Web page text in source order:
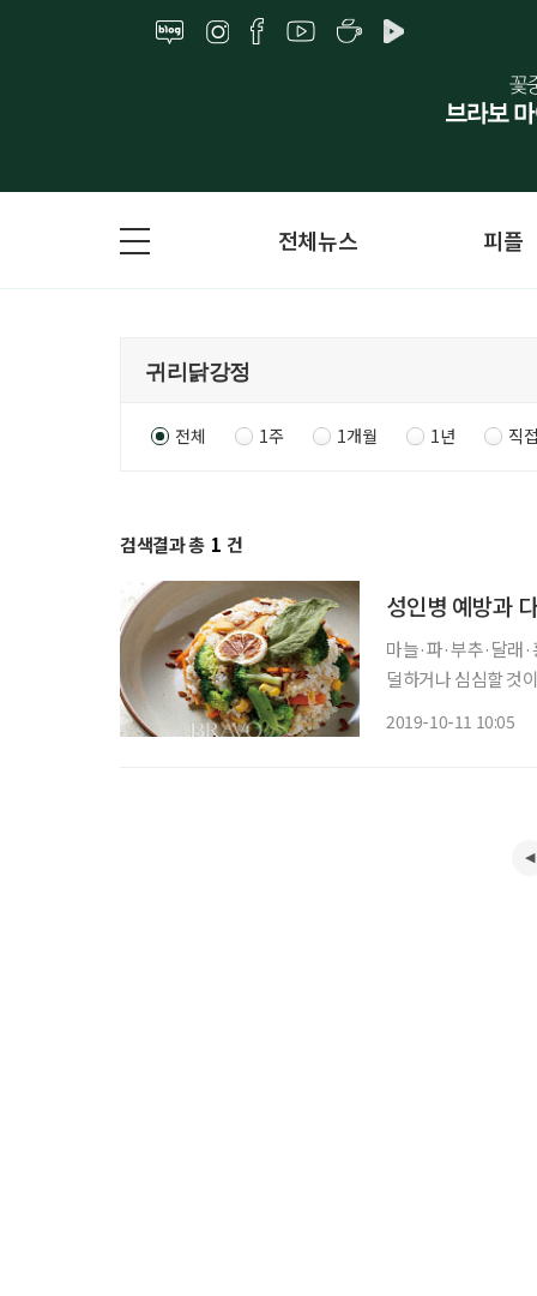
전체뉴스 피플
전체 1주 1개월 1년 직
검색결과 총 1 건
성인병 예방과
마늘·파·부추·달래
덜하거나 심심할 것
2019-10-11 10:05